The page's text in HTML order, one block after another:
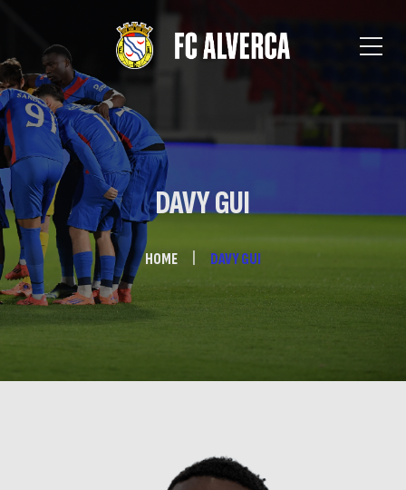
DAVY GUI
HOME DAVY GUI